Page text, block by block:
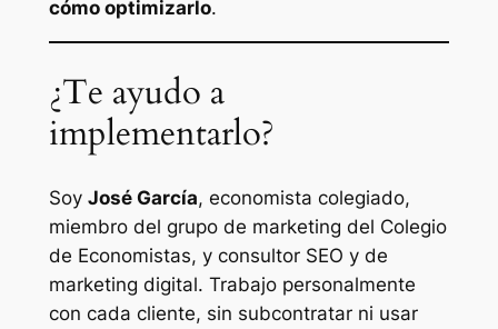
cómo optimizarlo.
¿Te ayudo a
implementarlo?
Soy José García, economista colegiado,
miembro del grupo de marketing del Colegio
de Economistas, y consultor SEO y de
marketing digital. Trabajo personalmente
con cada cliente, sin subcontratar ni usar